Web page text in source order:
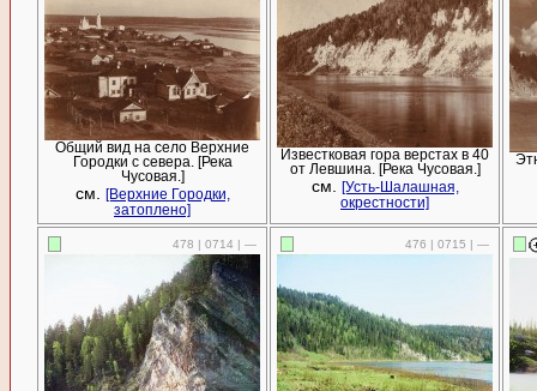
Общий вид на село Верхние
Городки с севера. [Река
Чусовая.]
см.
[Верхние Городки,
затоплено]
Известковая гора верстах в 40
от Левшина. [Река Чусовая.]
см.
[Усть-Шалашная,
окрестности]
478 | 0714 | — 476 | 0715 | —